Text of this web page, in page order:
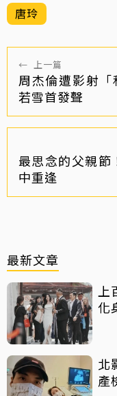
唐玲
← 上一篇
周杰倫遭影射
若雪首發聲
最思念的父親節
中重逢
最新文章
上
化
北
產